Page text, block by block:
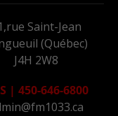
Saint-Jean
(Québec)
J4H 2W8
| 450-646-6800